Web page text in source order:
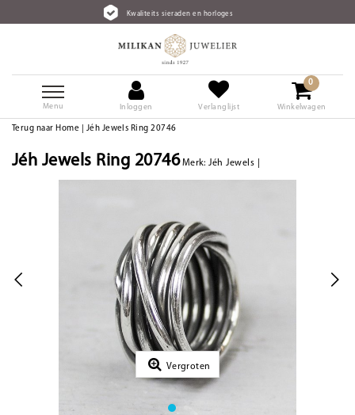
Kwaliteits sieraden en horloges
Menu Inloggen Verlanglijst
0
Winkelwagen
Terug naar Home Jéh Jewels Ring 20746
Jéh Jewels Ring 20746 Merk: Jéh Jewels
Vergroten